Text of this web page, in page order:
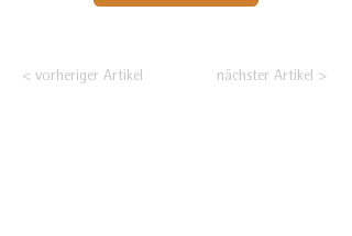
< vorheriger Artikel nächster Artikel >